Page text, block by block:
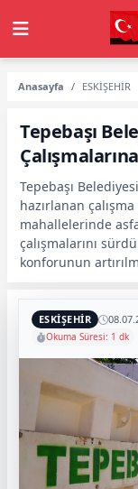
Anasayfa ESKİŞEHİR
Tepebaşı
Tepebaşı
hazırlanan
mahallelerinde
çalışmalarını
konforunun
ESKİŞEHİR
Okuma Süresi: 1 dk